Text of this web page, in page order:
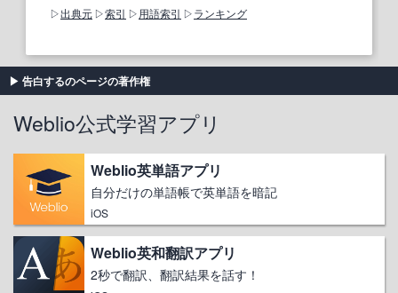
出典元 索引 用語索引 ランキング
告白するのページの著作権
Weblio公式学習アプリ
Weblio英単語アプリ
自分だけの単語帳で英単語を暗記
iOS
Weblio英和翻訳アプリ
2秒で翻訳、翻訳結果を話す！